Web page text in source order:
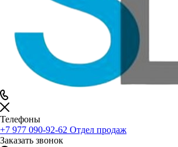
Телефоны
+7 977 090-92-62 Отдел продаж
Заказать звонок